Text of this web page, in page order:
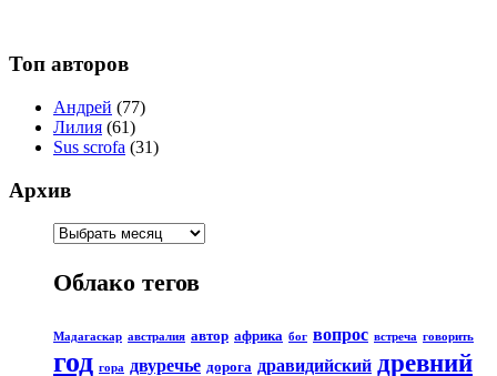
Топ авторов
Андрей (77)
Лилия (61)
Sus scrofa (31)
Архив
Облако тегов
Мадагаскар австралия автор африка бог вопрос встреча говорить
год гора двуречье дорога дравидийский древний